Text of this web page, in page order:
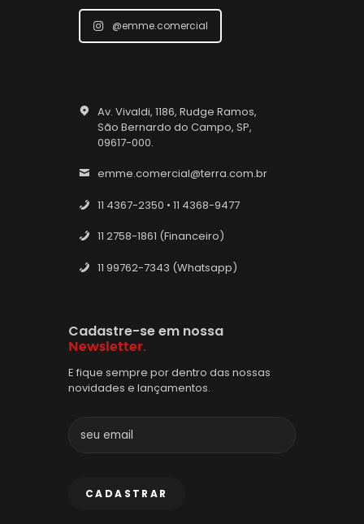
@emme.comercial
Av. Vivaldi, 1186, Rudge Ramos,
São Bernardo do Campo, SP,
09617-000.
emme.comercial@terra.com.br
11 4367-2350 • 11 4368-9477
11 2758-1861 (Financeiro)
11 99762-7343 (Whatsapp)
Cadastre-se em nossa
Newsletter.
E fique sempre por dentro das nossas
novidades e lançamentos.